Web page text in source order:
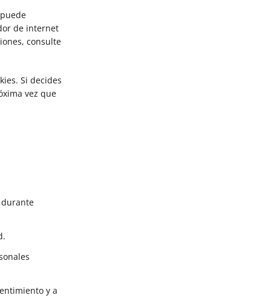
de internet
consulte
Si decides
vez que
durante
y a